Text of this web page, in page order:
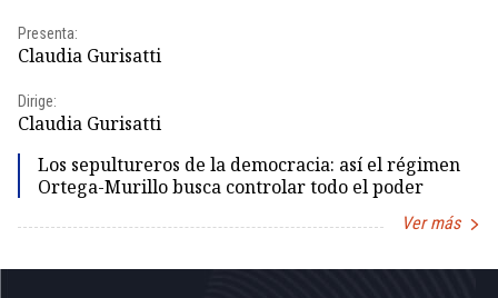
Presenta:
Claudia Gurisatti
Dirige:
Claudia Gurisatti
Los sepultureros de la democracia: así el régimen
Ortega-Murillo busca controlar todo el poder
Ver más
1